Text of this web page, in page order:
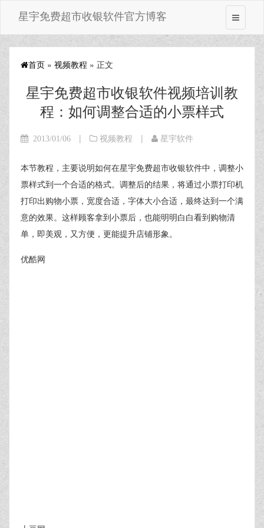
星宇免费超市收银软件官方博客
首页 » 视频教程 » 正文
星宇免费超市收银软件视频培训教
程：如何调整合适的小票样式
2013/01/06 | 视频教程 | 星宇软件
本节教程，主要说明如何在星宇免费超市收银软件中，调整小
票样式到一个合适的格式。调整后的结果，将通过小票打印机
打印出购物小票，宽度合适，字体大小合适，最终达到一个满
意的效果。这样顾客拿到小票后，也能明明白白看到购物清
单，即美观，又方便，更能提升店铺形象。
优酷网